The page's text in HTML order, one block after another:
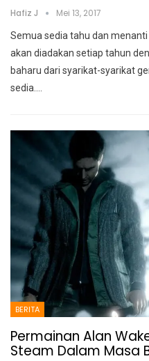
Hafiz J Mei 13, 2017
Semua sedia tahu dan
akan diadakan setiap tahun
baharu dari syarikat-syarikat
sedia.…
BERITA
Permainan Alan
Steam Dalam Masa